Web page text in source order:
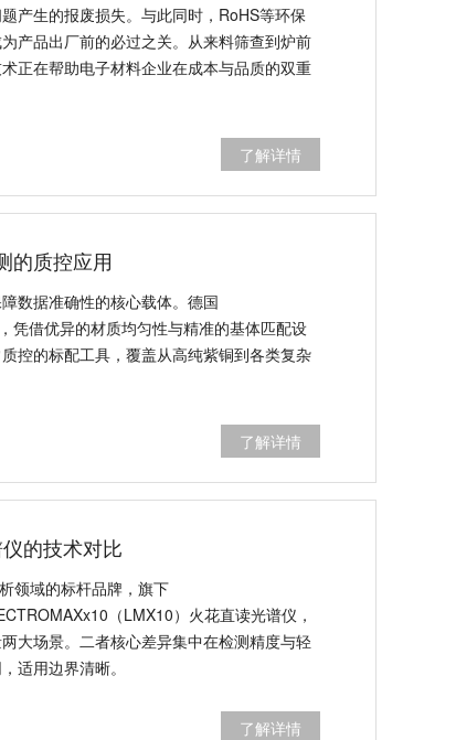
产生的报废损失。与此同时，RoHS等环保
产品出厂前的必过之关。从来料筛查到炉前
正在帮助电子材料企业在成本与品质的双重
了解详情
的质控应用
数据准确性的核心载体。德国
凭借优异的材质均匀性与精准的基体匹配设
控的标配工具，覆盖从高纯紫铜到各类复杂
了解详情
的技术对比
领域的标杆品牌，旗下
（LMX10）火花直读光谱仪，
大场景。二者核心差异集中在检测精度与轻
适用边界清晰。
了解详情